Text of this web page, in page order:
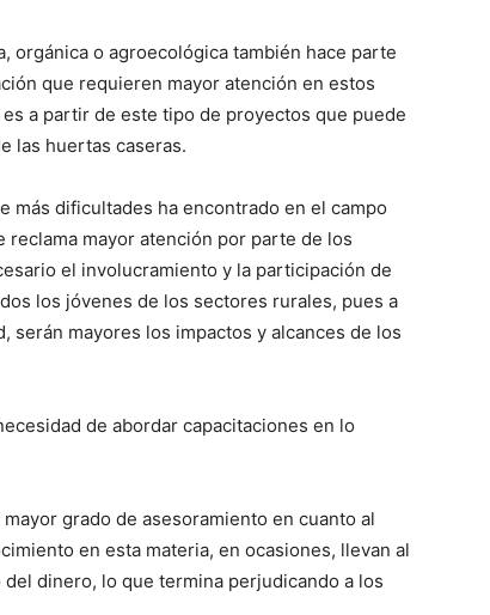
orgánica o agroecológica también hace parte
que requieren mayor atención en estos
a partir de este tipo de proyectos que puede
las huertas caseras.
más dificultades ha encontrado en el campo
reclama mayor atención por parte de los
el involucramiento y la participación de
los jóvenes de los sectores rurales, pues a
serán mayores los impactos y alcances de los
de abordar capacitaciones en lo
grado de asesoramiento en cuanto al
en esta materia, en ocasiones, llevan al
dinero, lo que termina perjudicando a los